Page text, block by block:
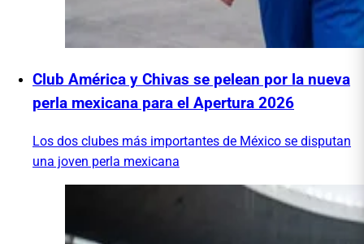
Club América y Chivas se pelean por la nueva
perla mexicana para el Apertura 2026
Los dos clubes más importantes de México se disputan
una joven perla mexicana